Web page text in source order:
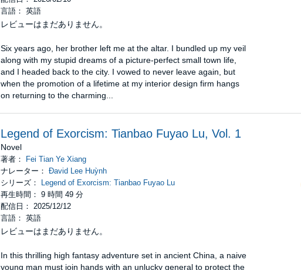
言語： 英語
レビューはまだありません。
Six years ago, her brother left me at the altar. I bundled up my veil
along with my stupid dreams of a picture-perfect small town life,
and I headed back to the city. I vowed to never leave again, but
when the promotion of a lifetime at my interior design firm hangs
on returning to the charming...
Legend of Exorcism: Tianbao Fuyao Lu, Vol. 1
Novel
著者：
Fei Tian Ye Xiang
ナレーター： Đavid Lee Huỳnh
シリーズ：
Legend of Exorcism: Tianbao Fuyao Lu
再生時間： 9 時間 49 分
配信日： 2025/12/12
言語： 英語
レビューはまだありません。
In this thrilling high fantasy adventure set in ancient China, a naive
young man must join hands with an unlucky general to protect the